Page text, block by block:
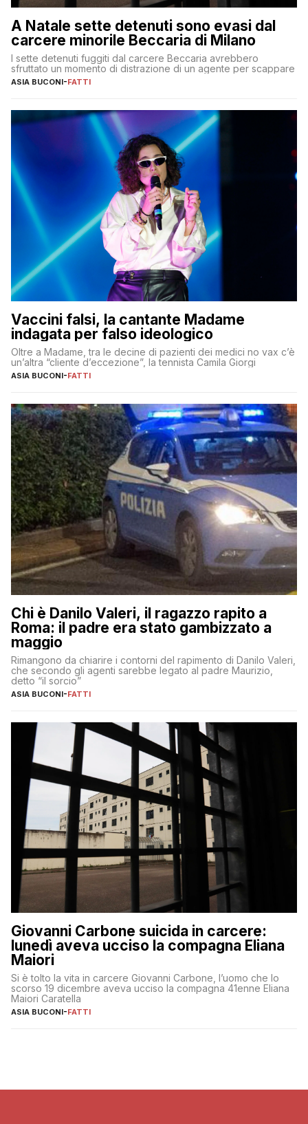
A Natale sette detenuti sono evasi dal
carcere minorile Beccaria di Milano
I sette detenuti fuggiti dal carcere Beccaria avrebbero
sfruttato un momento di distrazione di un agente per scappare
ASIA BUCONI-FATTI
Vaccini falsi, la cantante Madame
indagata per falso ideologico
Oltre a Madame, tra le decine di pazienti dei medici no vax c’è
un’altra “cliente d’eccezione”, la tennista Camila Giorgi
ASIA BUCONI-FATTI
Chi è Danilo Valeri, il ragazzo rapito a
Roma: il padre era stato gambizzato a
maggio
Rimangono da chiarire i contorni del rapimento di Danilo Valeri,
che secondo gli agenti sarebbe legato al padre Maurizio,
detto “il sorcio”
ASIA BUCONI-FATTI
Giovanni Carbone suicida in carcere:
lunedì aveva ucciso la compagna Eliana
Maiori
Si è tolto la vita in carcere Giovanni Carbone, l’uomo che lo
scorso 19 dicembre aveva ucciso la compagna 41enne Eliana
Maiori Caratella
ASIA BUCONI-FATTI